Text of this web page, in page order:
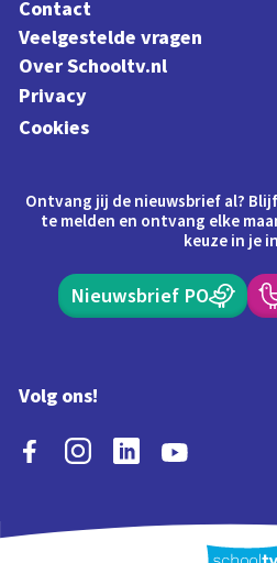
Contact
Veelgestelde vragen
Over Schooltv.nl
Privacy
Cookies
Ontvang jij de nieuwsbrief al?
te melden en ontvang elke
keuze in je
Nieuwsbrief PO
Volg ons!